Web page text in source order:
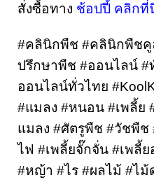
สั่งซื้อทาง ช้อปปี้ คลิกที่
#คลินิกพืช #คลินิกพืชคู
ปรึกษาพืช #ออนไลน์
ออนไลน์ทั่วไทย
#แมลง #หนอน #เพลี้ย
แมลง #ศัตรูพืช #วัชพืช
ไฟ #เพลี้ยจั๊กจั่น #เพลี้
#หญ้า #ไร #ผลไม้ #ไ